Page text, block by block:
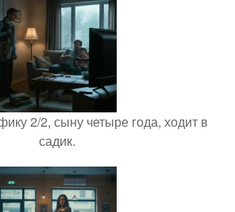
2/2, сыну четыре года, ходит в
садик.